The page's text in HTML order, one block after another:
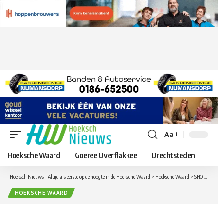
Lettergrootte
aanpassen
Aa
Hoeksche Waard Goeree Overflakkee Drechtsteden
Hoeksch Nieuws – Altijd als eerste op de hoogte in de Hoeksche Waard > Hoeksche Waard > SHO uit Oud-Beijerland geholpen door Deltasport en promoveert naar hoofdklasse
HOEKSCHE WAARD